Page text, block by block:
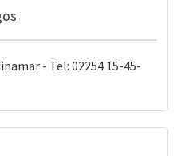
- Tel: 02254 15-45-